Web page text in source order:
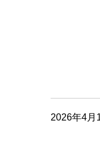
2026年4月